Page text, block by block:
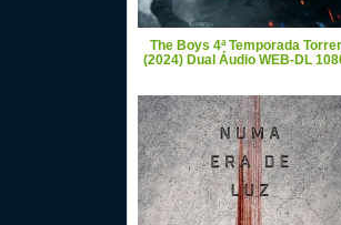
The Boys 4ª Temporada
(2024) Dual Áudio WEB-DL